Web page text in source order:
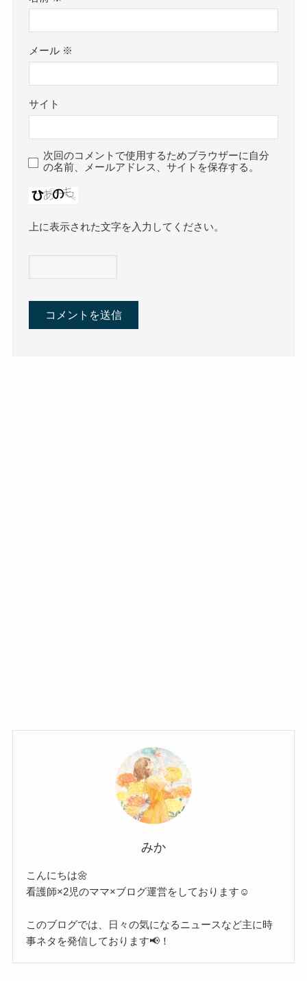
メール ※
サイト
次回のコメントで使用するためブラウザーに自分
の名前、メールアドレス、サイトを保存する。
上に表示された文字を入力してください。
みか
こんにちは🌼
看護師×2児のママ×ブログ運営をしております☺︎
このブログでは、日々の気になるニュースなど主に時
事ネタを発信しております📢！